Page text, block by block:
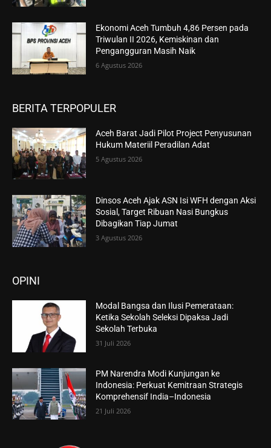
Ekonomi Aceh Tumbuh 4,86 Persen pada
Triwulan II 2026, Kemiskinan dan
Pengangguran Masih Naik
6 Agustus 2026
BERITA TERPOPULER
Aceh Barat Jadi Pilot Project Penyusunan
Hukum Materiil Peradilan Adat
5 Agustus 2026
Dinsos Aceh Ajak ASN Isi WFH dengan Aksi
Sosial, Target Ribuan Nasi Bungkus
Dibagikan Tiap Jumat
3 Agustus 2026
OPINI
Modal Bangsa dan Ilusi Pemerataan:
Ketika Sekolah Seleksi Dipaksa Jadi
Sekolah Terbuka
31 Juli 2026
PM Narendra Modi Kunjungan ke
Indonesia: Perkuat Kemitraan Strategis
Komprehensif India–Indonesia
21 Juli 2026